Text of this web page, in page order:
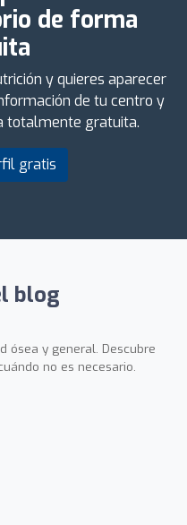
de forma
y quieres aparecer
de tu centro y
totalmente gratuita.
gratis
blog
ósea y general. Descubre
no es necesario.